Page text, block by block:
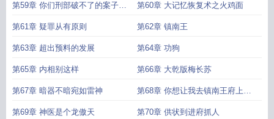
第59章 你们刑部破不了的案子我
能破
第60章 大记忆恢复术之火鸡面
第61章 疑罪从有原则 第62章 镇南王
第63章 超出预料的发展 第64章 功狗
第65章 内相别这样 第66章 大乾版梅长苏
第67章 暗器不暗宛如雷神 第68章 你想让我去镇南王府上抓
人
第69章 神医是个龙傲天 第70章 供状到进府抓人